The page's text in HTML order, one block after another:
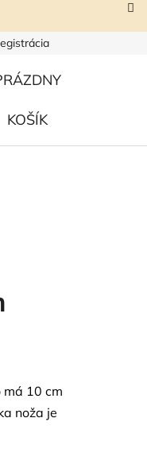
KOŠÍK
10 cm
noža je